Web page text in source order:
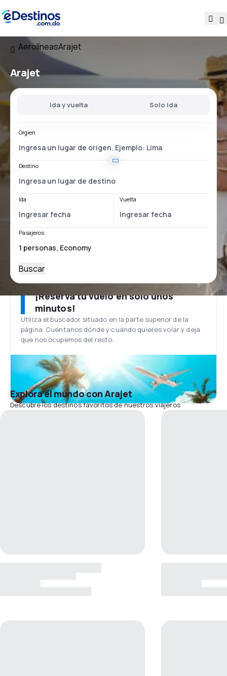
AerolíneasArajet
Arajet
Ida y vuelta Solo ida
Orgien
Destino
Ida Vuelta
Pasajeros
Buscar
¡Reserva tu vuelo en solo unos
minutos!
Utiliza el buscador situado en la parte superior de la
página. Cuéntanos dónde y cuándo quieres volar y deja
que nos ocupemos del resto.
Explora el mundo con Arajet
Descubre los destinos favoritos de nuestros viajeros